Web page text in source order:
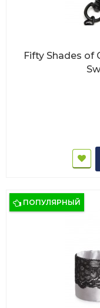
Fifty Shades of
ПОПУЛЯРНЫЙ